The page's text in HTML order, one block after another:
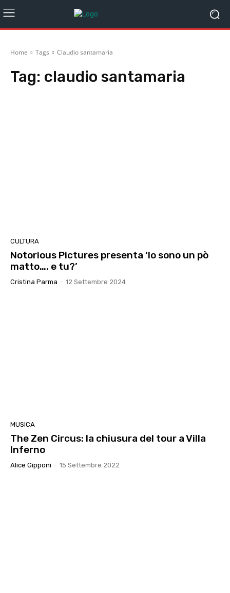
Home Tags Claudio santamaria
Tag: claudio santamaria
CULTURA
Notorious Pictures presenta ‘Io sono un pò
matto…. e tu?’
Cristina Parma - 12 Settembre 2024
MUSICA
The Zen Circus: la chiusura del tour a Villa
Inferno
Alice Gipponi - 15 Settembre 2022